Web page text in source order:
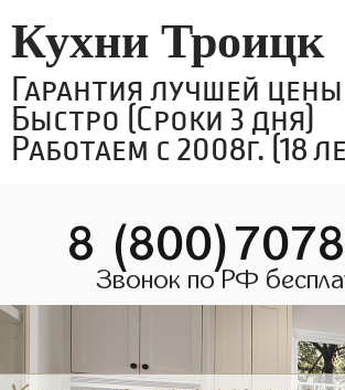
Кухни Троицк
Гарантия лучшей цены
Быстро (Сроки 3 дня)
Работаем с 2008г. (18
8
Звонок по РФ